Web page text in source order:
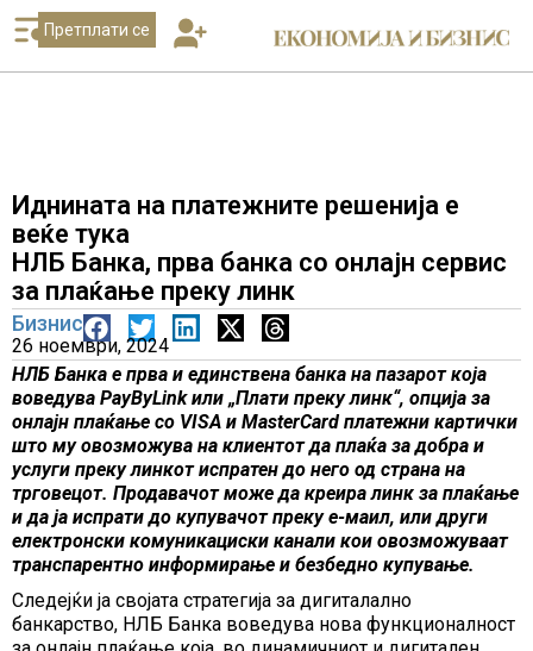
Претплати се
Иднината на платежните решенија е
веќе тука
НЛБ Банка, прва банка со онлајн сервис
за плаќање преку линк
Бизнис
26 ноември, 2024
НЛБ Банка е прва и единствена банка на пазарот која
воведува PayByLinkили „Плати прекулинк“, опција за
онлајн плаќање со VISA и MasterCard платежни картички
што му овозможува на клиентот да плаќа задобра и
услуги преку линкот испратен до него од страна на
трговецот. Продавачот може да креиралинк за плаќање
и да ја испрати до купувачот преку е-маил, или други
електронски комуникациски канали кои овозможуваат
транспарентно информирање и безбедно купување.
Следејќи ја својата стратегија за дигиталално
банкарство, НЛБ Банка воведува нова функционалност